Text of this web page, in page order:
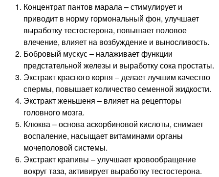
Концентрат пантов марала – стимулирует и
приводит в норму гормональный фон, улучшает
выработку тестостерона, повышает половое
влечение, влияет на возбуждение и выносливость.
Бобровый мускус – налаживает функции
предстательной железы и выработку сока простаты.
Экстракт красного корня – делает лучшим качество
спермы, повышает количество семенной жидкости.
Экстракт женьшеня – влияет на рецепторы
головного мозга.
Клюква – основа аскорбиновой кислоты, снимает
воспаление, насыщает витаминами органы
мочеполовой системы.
Экстракт крапивы – улучшает кровообращение
вокруг таза, активирует выработку тестостерона.